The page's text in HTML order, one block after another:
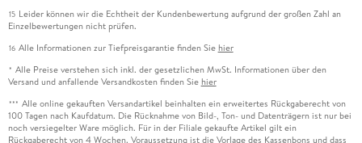
15 Leider können wir die Echtheit der Kundenbewertung aufgrund der großen Zahl an
Einzelbewertungen nicht prüfen.
16 Alle Informationen zur Tiefpreisgarantie finden Sie hier
* Alle Preise verstehen sich inkl. der gesetzlichen MwSt. Informationen über den
Versand und anfallende Versandkosten finden Sie hier
*** Alle online gekauften Versandartikel beinhalten ein erweitertes Rückgaberecht von
100 Tagen nach Kaufdatum. Die Rücknahme von Bild-, Ton- und Datenträgern ist nur bei
noch versiegelter Ware möglich. Für in der Filiale gekaufte Artikel gilt ein
Rückgaberecht von 4 Wochen. Voraussetzung ist die Vorlage des Kassenbons und dass